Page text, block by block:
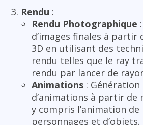
Rendu :
Rendu Photographique
d’images finales à partir
3D en utilisant des
rendu telles que le ray
rendu par lancer de
Animations : Génération
d’animations à partir de
y compris l’animation de
personnages et d’objets.